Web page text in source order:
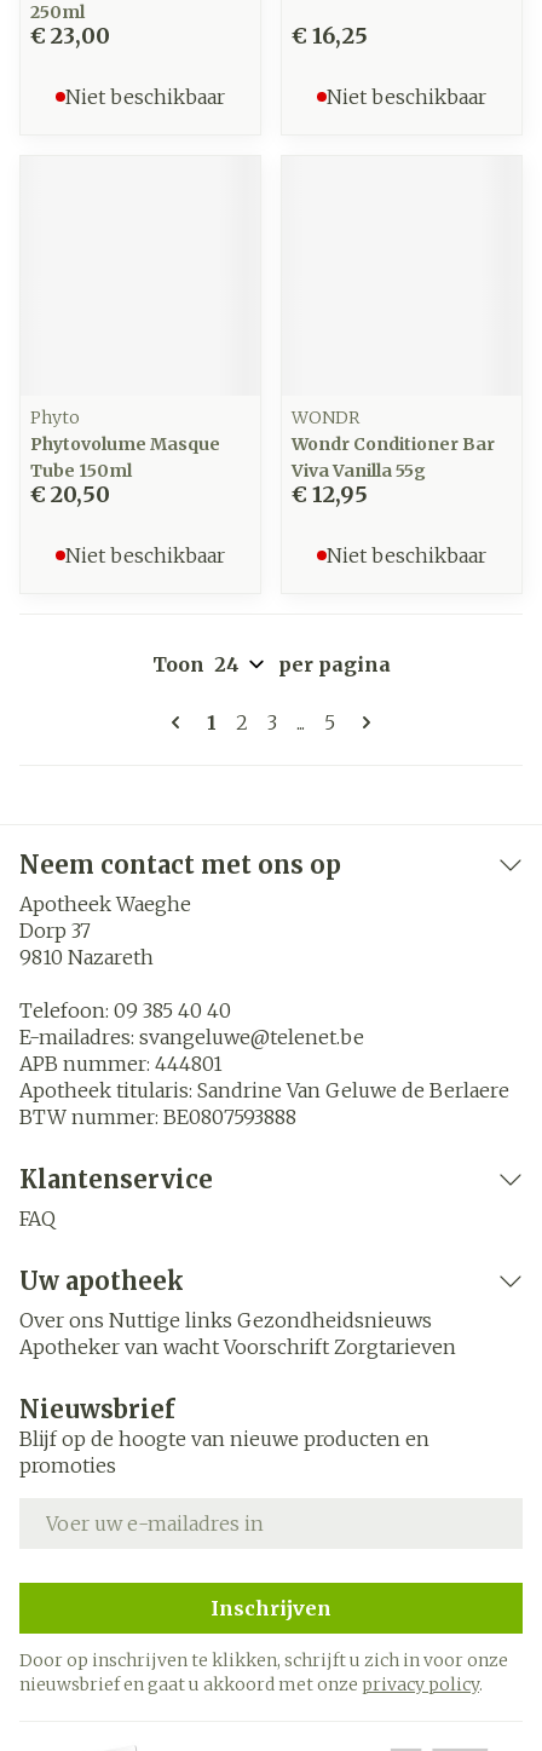
250ml
€ 23,00
Niet beschikbaar
€ 16,25
Niet beschikbaar
Phyto
Phytovolume Masque
Tube 150ml
€ 20,50
Niet beschikbaar
WONDR
Wondr Conditioner Bar
Viva Vanilla 55g
€ 12,95
Niet beschikbaar
Pagina's
U lees momenteel pagina
1 Pagina
2 Pagina
3 ... Pagina
5
Toon per pagina
Neem contact met ons op
Apotheek Waeghe
Dorp 37
9810 Nazareth
Telefoon: 09 385 40 40
E-mailadres: svangeluwe@telenet.be
APB nummer: 444801
Apotheek titularis: Sandrine Van Geluwe de Berlaere
BTW nummer: BE0807593888
Klantenservice
FAQ
Uw apotheek
Over ons Nuttige links Gezondheidsnieuws
Apotheker van wacht Voorschrift Zorgtarieven
Nieuwsbrief
Blijf op de hoogte van nieuwe producten en
promoties
Inschrijven
Door op inschrijven te klikken, schrijft u zich in voor onze
nieuwsbrief en gaat u akkoord met onze privacy policy.